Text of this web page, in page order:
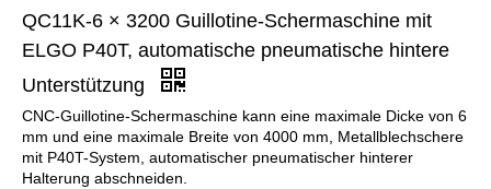
QC11K-6 × 3200 Guillotine-Schermaschine mit
ELGO P40T, automatische pneumatische hintere
Unterstützung
CNC-Guillotine-Schermaschine kann eine maximale Dicke von 6
mm und eine maximale Breite von 4000 mm, Metallblechschere
mit P40T-System, automatischer pneumatischer hinterer
Halterung abschneiden.